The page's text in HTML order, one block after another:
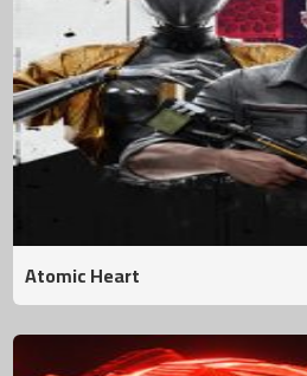
Atomic Heart